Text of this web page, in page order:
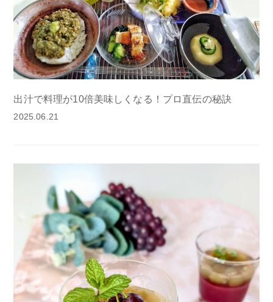
出汁で料理が10倍美味しくなる！プロ直伝の秘訣
2025.06.21